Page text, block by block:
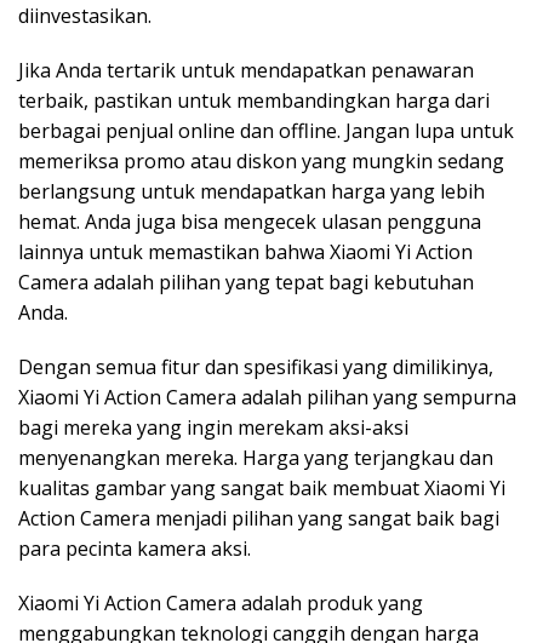
diinvestasikan.
Jika Anda tertarik untuk mendapatkan penawaran
terbaik, pastikan untuk membandingkan harga dari
berbagai penjual online dan offline. Jangan lupa untuk
memeriksa promo atau diskon yang mungkin sedang
berlangsung untuk mendapatkan harga yang lebih
hemat. Anda juga bisa mengecek ulasan pengguna
lainnya untuk memastikan bahwa Xiaomi Yi Action
Camera adalah pilihan yang tepat bagi kebutuhan
Anda.
Dengan semua fitur dan spesifikasi yang dimilikinya,
Xiaomi Yi Action Camera adalah pilihan yang sempurna
bagi mereka yang ingin merekam aksi-aksi
menyenangkan mereka. Harga yang terjangkau dan
kualitas gambar yang sangat baik membuat Xiaomi Yi
Action Camera menjadi pilihan yang sangat baik bagi
para pecinta kamera aksi.
Xiaomi Yi Action Camera adalah produk yang
menggabungkan teknologi canggih dengan harga